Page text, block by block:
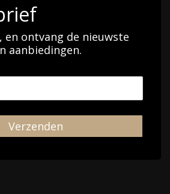
en ontvang de nieuwste
aanbiedingen.
Verzenden